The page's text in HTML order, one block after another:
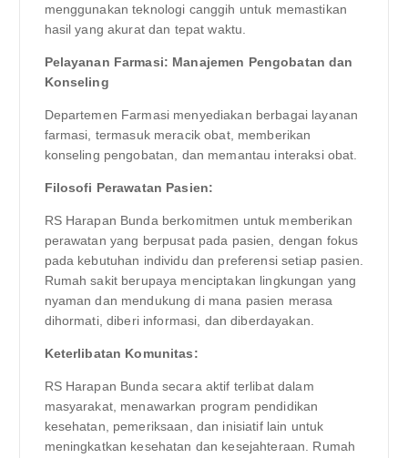
menggunakan teknologi canggih untuk memastikan
hasil yang akurat dan tepat waktu.
Pelayanan Farmasi: Manajemen Pengobatan dan
Konseling
Departemen Farmasi menyediakan berbagai layanan
farmasi, termasuk meracik obat, memberikan
konseling pengobatan, dan memantau interaksi obat.
Filosofi Perawatan Pasien:
RS Harapan Bunda berkomitmen untuk memberikan
perawatan yang berpusat pada pasien, dengan fokus
pada kebutuhan individu dan preferensi setiap pasien.
Rumah sakit berupaya menciptakan lingkungan yang
nyaman dan mendukung di mana pasien merasa
dihormati, diberi informasi, dan diberdayakan.
Keterlibatan Komunitas:
RS Harapan Bunda secara aktif terlibat dalam
masyarakat, menawarkan program pendidikan
kesehatan, pemeriksaan, dan inisiatif lain untuk
meningkatkan kesehatan dan kesejahteraan. Rumah